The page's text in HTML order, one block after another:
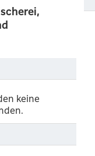
keine